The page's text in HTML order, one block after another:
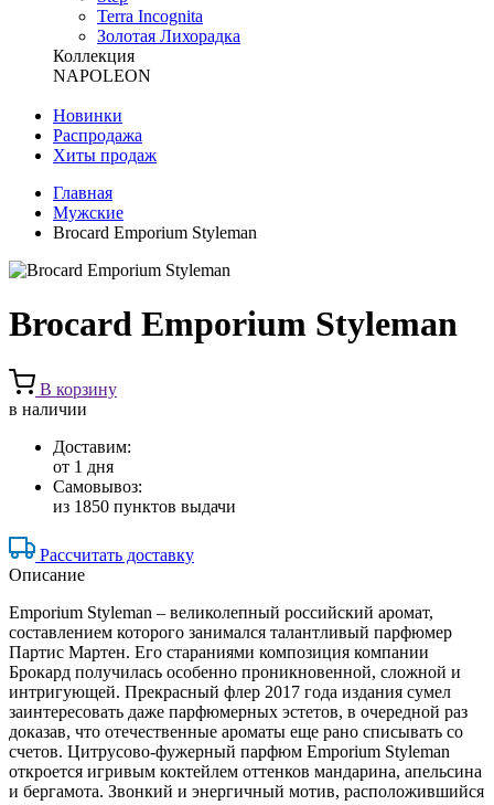
Terra Incognita
Золотая Лихорадка
Коллекция
NAPOLEON
Новинки
Распродажа
Хиты продаж
Главная
Мужские
Brocard Emporium Styleman
Brocard Emporium Styleman
В корзину
в наличии
Доставим:
от 1 дня
Самовывоз:
из 1850 пунктов выдачи
Рассчитать доставку
Описание
Emporium Styleman – великолепный российский аромат,
составлением которого занимался талантливый парфюмер
Партис Мартен. Его стараниями композиция компании
Брокард получилась особенно проникновенной, сложной и
интригующей. Прекрасный флер 2017 года издания сумел
заинтересовать даже парфюмерных эстетов, в очередной раз
доказав, что отечественные ароматы еще рано списывать со
счетов. Цитрусово-фужерный парфюм Emporium Styleman
откроется игривым коктейлем оттенков мандарина, апельсина
и бергамота. Звонкий и энергичный мотив, расположившийся